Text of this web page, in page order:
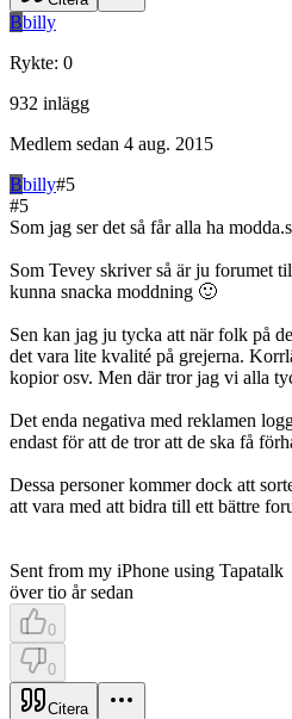
Bbilly
Rykte: 0
932 inlägg
Medlem sedan 4 aug. 2015
Bbilly#5
#5
Som jag ser det så får alla ha
Som Tevey skriver så är ju forumet
kunna snacka moddning 🙂
Sen kan jag ju tycka att när folk på
det vara lite kvalité på grejerna.
kopior osv. Men där tror jag vi alla
Det enda negativa med reklamen
endast för att de tror att de ska få
Dessa personer kommer dock att
att vara med att bidra till ett bättre
Sent from my iPhone using Tapatalk
över tio år sedan
0
0
Citera